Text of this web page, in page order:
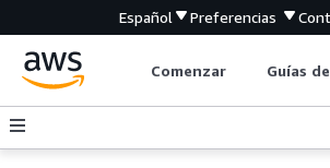
Español Preferencias
Comenzar Guías